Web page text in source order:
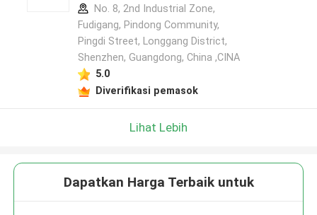
No. 8, 2nd Industrial Zone,
Fudigang, Pindong Community,
Pingdi Street, Longgang District,
Shenzhen, Guangdong, China ,CINA
5.0
Diverifikasi pemasok
Lihat Lebih
Dapatkan Harga Terbaik untuk